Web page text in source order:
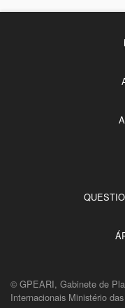
© GPEARI, Gabinete de
Internacionais Ministério